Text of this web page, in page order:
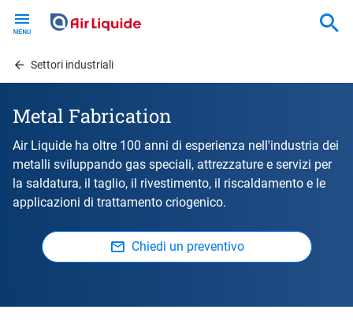
contentSettori industriali
Metal Fabrication
Air Liquide ha oltre 100 anni di esperienza nell'industria dei
metalli sviluppando gas speciali, attrezzature e servizi per
la saldatura, il taglio, il rivestimento, il riscaldamento e le
applicazioni di trattamento criogenico.
Chiedi un preventivo